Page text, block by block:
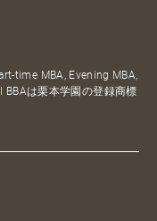
time MBA, Evening MBA,
BBAは栗本学園の登録商標